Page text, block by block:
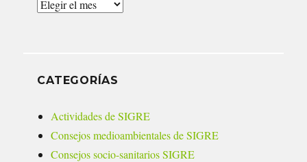
Archivos
CATEGORÍAS
Actividades de SIGRE
Consejos medioambientales de SIGRE
Consejos socio-sanitarios SIGRE